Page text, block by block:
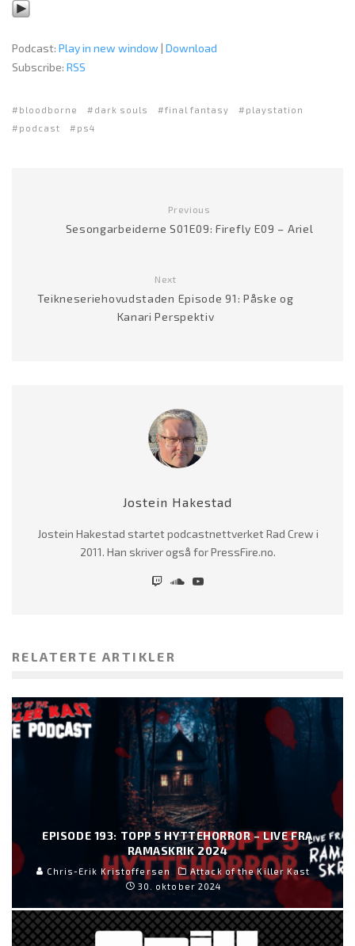
Podcast: Play in new window | Download
Subscribe: RSS
bloodborne dark souls final fantasy
playstation
podcast
ps4
Previous
Sesongarbeiderne S01E09: Firefly E09 – Ariel
Next
Teikneseriehovudstaden Episode 91: Påske og
Kanari Perspektiv
Jostein Hakestad
Jostein Hakestad startet podcastnettverket Rad Crew i
2011. Han skriver også for PressFire.no.
RELATERTE ARTIKLER
EPISODE 193: TOPP 5 HYTTEHORROR – LIVE FRA
RAMASKRIK 2024
Chris-Erik Kristoffersen
Attack of the Killer Kast
30. oktober 2024